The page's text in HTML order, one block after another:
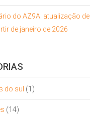
do AZ9A: atualização de
de janeiro de 2026
do sul (1)
(14)